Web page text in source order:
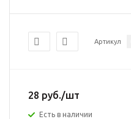
Артикул
28 руб./шт
Есть в наличии